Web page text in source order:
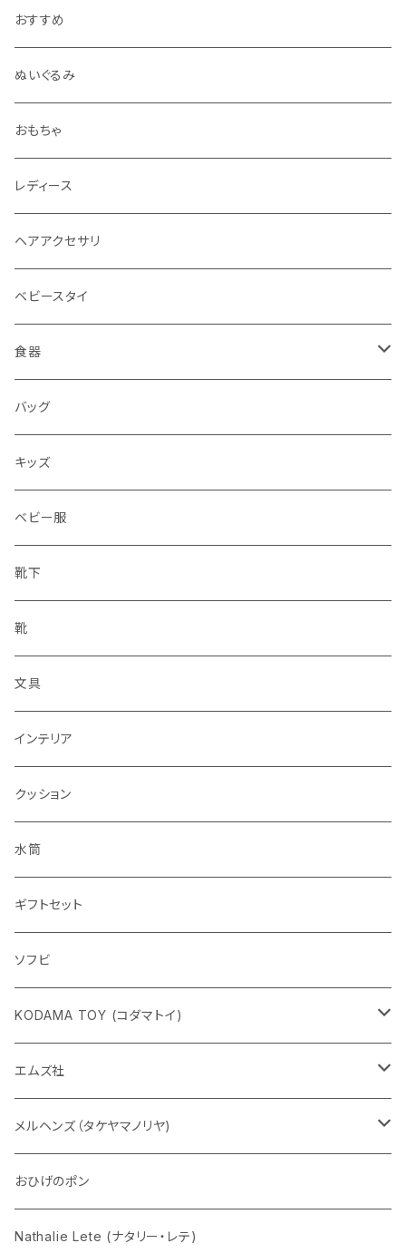
おすすめ
ぬいぐるみ
おもちゃ
レディース
ヘアアクセサリ
ベビースタイ
食器
水筒
水筒
バッグ
キッズ
ベビー服
靴下
靴
文具
インテリア
クッション
水筒
ギフトセット
ソフビ
KODAMA TOY (コダマトイ)
チャーミーちゃん
五型動物
Eddie パンダ
エムズ社
デコちゃん
クマちゃん
メルヘンズ（タケヤマノリヤ)
ケロペチーノ
おひげのポン
Nathalie Lete (ナタリー・レテ)